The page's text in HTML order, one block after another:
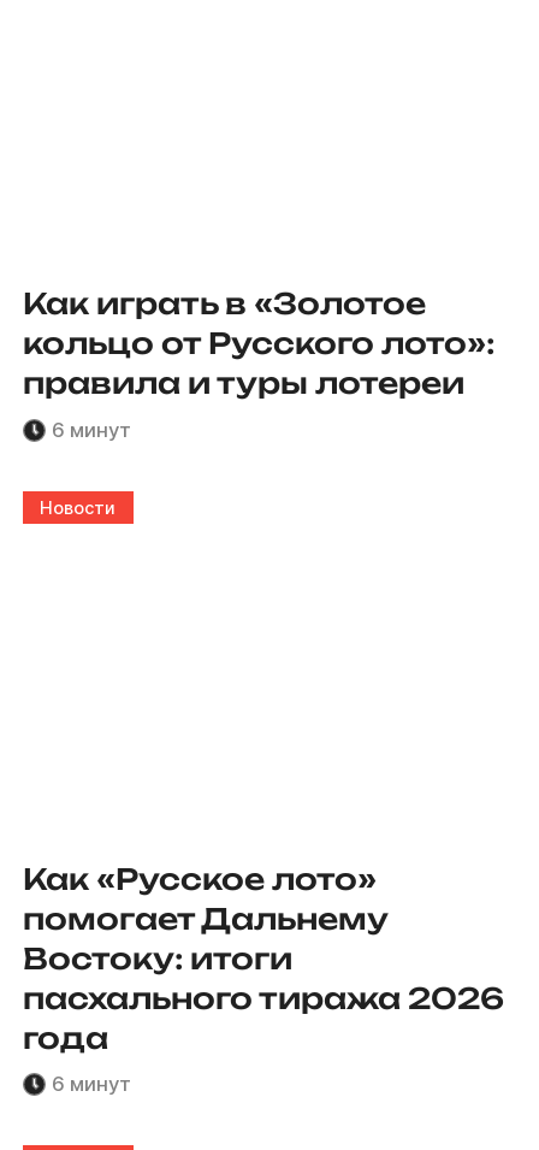
Как играть в «Золотое
кольцо от Русского лото»:
правила и туры лотереи
6 минут
Новости
Как «Русское лото»
помогает Дальнему
Востоку: итоги
пасхального тиража 2026
года
6 минут